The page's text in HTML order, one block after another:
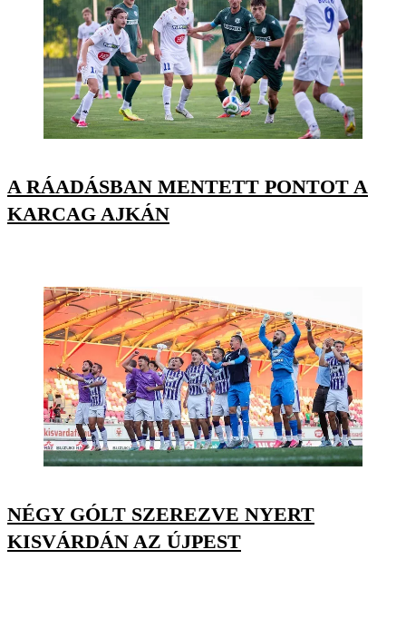
A RÁADÁSBAN MENTETT PONTOT A
KARCAG AJKÁN
NÉGY GÓLT SZEREZVE NYERT
KISVÁRDÁN AZ ÚJPEST